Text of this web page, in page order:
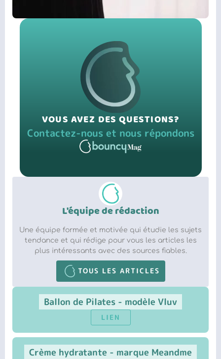
VOUS AVEZ DES QUESTIONS?
Contactez-nous et nous répondons
L'équipe de rédaction
Une équipe formée et motivée qui étudie les sujets
tendance et qui rédige pour vous les articles les
plus intéressants avec des sources fiables.
TOUS LES ARTICLES
Ballon de Pilates - modèle Vluv
LIEN
Crème hydratante - marque Meandme